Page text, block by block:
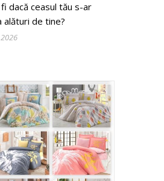
dacă ceasul tău s-ar
alături de tine?